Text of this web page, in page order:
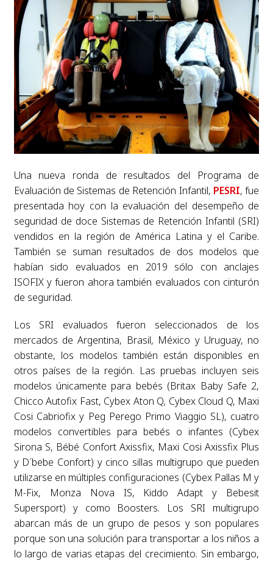
Una nueva ronda de resultados del Programa de
Evaluación de Sistemas de Retención Infantil, PESRI, fue
presentada hoy con la evaluación del desempeño de
seguridad de doce Sistemas de Retención Infantil (SRI)
vendidos en la región de América Latina y el Caribe.
También se suman resultados de dos modelos que
habían sido evaluados en 2019 sólo con anclajes
ISOFIX y fueron ahora también evaluados con cinturón
de seguridad.
Los SRI evaluados fueron seleccionados de los
mercados de Argentina, Brasil, México y Uruguay, no
obstante, los modelos también están disponibles en
otros países de la región. Las pruebas incluyen seis
modelos únicamente para bebés (Britax Baby Safe 2,
Chicco Autofix Fast, Cybex Aton Q, Cybex Cloud Q, Maxi
Cosi Cabriofix y Peg Perego Primo Viaggio SL), cuatro
modelos convertibles para bebés o infantes (Cybex
Sirona S, Bébé Confort Axissfix, Maxi Cosi Axissfix Plus
y D´bebe Confort) y cinco sillas multigrupo que pueden
utilizarse en múltiples configuraciones (Cybex Pallas M y
M-Fix, Monza Nova IS, Kiddo Adapt y Bebesit
Supersport) y como Boosters. Los SRI multigrupo
abarcan más de un grupo de pesos y son populares
porque son una solución para transportar a los niños a
lo largo de varias etapas del crecimiento. Sin embargo,